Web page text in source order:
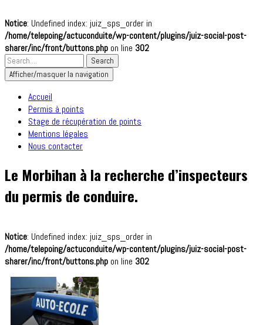
Notice: Undefined index: juiz_sps_order in
/home/telepoing/actuconduite/wp-content/plugins/juiz-social-post-
sharer/inc/front/buttons.php on line 302
Afficher/masquer la navigation
Accueil
Permis à points
Stage de récupération de points
Mentions légales
Nous contacter
Le Morbihan à la recherche d’inspecteurs
du permis de conduire.
Notice: Undefined index: juiz_sps_order in
/home/telepoing/actuconduite/wp-content/plugins/juiz-social-post-
sharer/inc/front/buttons.php on line 302